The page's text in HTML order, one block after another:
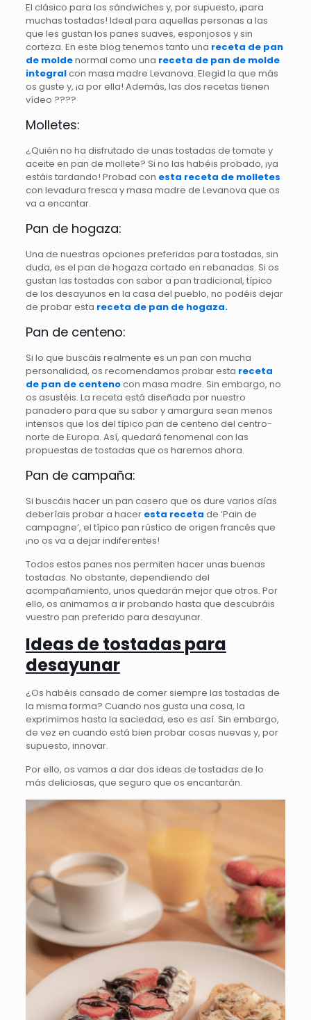
El clásico para los sándwiches y, por supuesto, ¡para
muchas tostadas! Ideal para aquellas personas a las
que les gustan los panes suaves, esponjosos y sin
corteza. En este blog tenemos tanto una receta de pan
de moldenormal como una receta de pan de molde
integralcon masa madre Levanova. Elegid la que más
os guste y, ¡a por ella! Además, las dos recetas tienen
vídeo ????
Molletes:
¿Quién no ha disfrutado de unas tostadas de tomate y
aceite en pan de mollete? Si no las habéis probado, ¡ya
estáis tardando! Probad con esta receta de molletes
con levadura fresca y masa madre de Levanova que os
va a encantar.
Pan de hogaza:
Una de nuestras opciones preferidas para tostadas, sin
duda, es el pan de hogaza cortado en rebanadas. Si os
gustan las tostadas con sabor a pan tradicional, típico
de los desayunos en la casa del pueblo, no podéis dejar
de probar esta receta de pan de hogaza.
Pan de centeno:
Si lo que buscáis realmente es un pan con mucha
personalidad, os recomendamos probar esta receta
de pan de centenocon masa madre. Sin embargo, no
os asustéis. La receta está diseñada por nuestro
panadero para que su sabor y amargura sean menos
intensos que los del típico pan de centeno del centro-
norte de Europa. Así, quedará fenomenal con las
propuestas de tostadas que os haremos ahora.
Pan de campaña:
Si buscáis hacer un pan casero que os dure varios días
deberíais probar a hacer esta receta de ‘Pain de
campagne’, el típico pan rústico de origen francés que
¡no os va a dejar indiferentes!
Todos estos panes nos permiten hacer unas buenas
tostadas. No obstante, dependiendo del
acompañamiento, unos quedarán mejor que otros. Por
ello, os animamos a ir probando hasta que descubráis
vuestro pan preferido para desayunar.
Ideas de tostadas para
desayunar
¿Os habéis cansado de comer siempre las tostadas de
la misma forma? Cuando nos gusta una cosa, la
exprimimos hasta la saciedad, eso es así. Sin embargo,
de vez en cuando está bien probar cosas nuevas y, por
supuesto, innovar.
Por ello, os vamos a dar dos ideas de tostadas de lo
más deliciosas, que seguro que os encantarán.